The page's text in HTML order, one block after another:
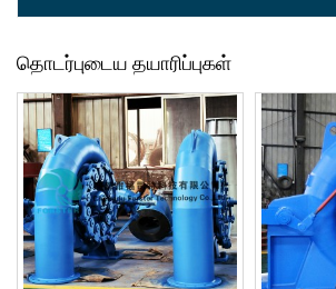
தொடர்புடைய தயாரிப்புகள்